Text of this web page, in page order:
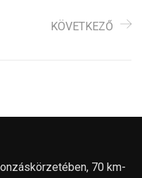
KÖVETKEZŐ
70 km-